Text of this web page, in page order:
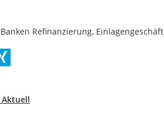
Refinanzierung, Einlagengeschäft